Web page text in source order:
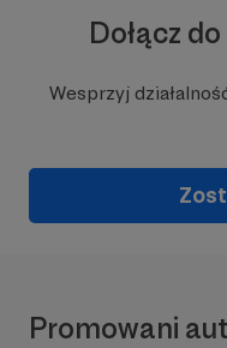
Dołącz
Wesprzyj
Promowani